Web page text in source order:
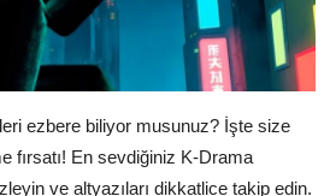
ezbere biliyor musunuz? İşte size
fırsatı! En sevdiğiniz K-Drama
ve altyazıları dikkatlice takip edin.